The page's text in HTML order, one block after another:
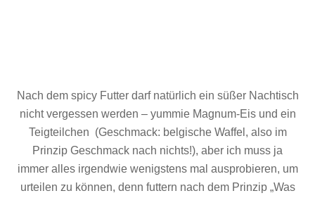
Nach dem spicy Futter darf natürlich ein süßer Nachtisch
nicht vergessen werden – yummie Magnum-Eis und ein
Teigteilchen (Geschmack: belgische Waffel, also im
Prinzip Geschmack nach nichts!), aber ich muss ja
immer alles irgendwie wenigstens mal ausprobieren, um
urteilen zu können, denn futtern nach dem Prinzip „Was